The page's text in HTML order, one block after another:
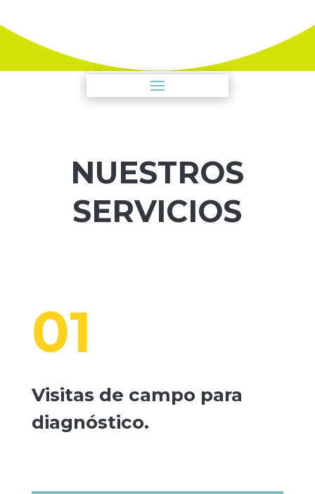
NUESTROS
SERVICIOS
01
Visitas de campo para
diagnóstico.